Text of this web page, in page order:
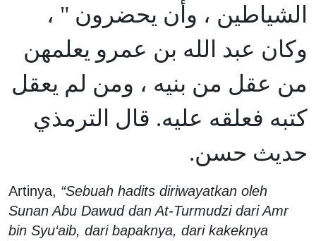
الشياطين ، وأن يحضرون " ،
وكان عبد الله بن عمرو يعلمهن
من عقل من بنيه ، ومن لم يعقل
كتبه فعلقه عليه. قال الترمذي
حديث حسن.
Artinya, “Sebuah hadits diriwayatkan oleh
Sunan Abu Dawud dan At-Turmudzi dari Amr
bin Syu‘aib, dari bapaknya, dari kakeknya